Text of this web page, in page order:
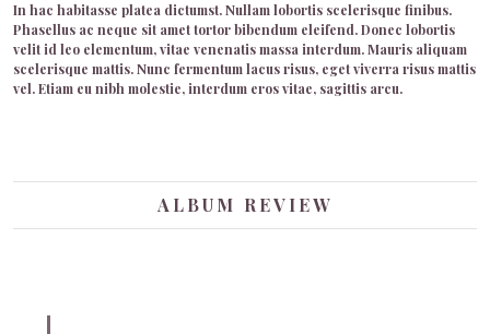
In hac habitasse platea dictumst. Nullam lobortis scelerisque finibus.
Phasellus ac neque sit amet tortor bibendum eleifend. Donec lobortis
velit id leo elementum, vitae venenatis massa interdum. Mauris aliquam
scelerisque mattis. Nunc fermentum lacus risus, eget viverra risus mattis
vel. Etiam eu nibh molestie, interdum eros vitae, sagittis arcu.
ALBUM REVIEW